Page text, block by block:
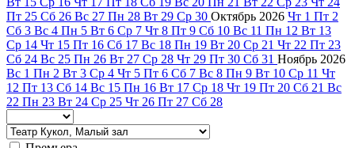
Пт 25 Сб 26 Вс 27 Пн 28 Вт 29 Ср 30 Октябрь 2026 Чт 1 Пт 2
Сб 3 Вс 4 Пн 5 Вт 6 Ср 7 Чт 8 Пт 9 Сб 10 Вс 11 Пн 12 Вт 13
Ср 14 Чт 15 Пт 16 Сб 17 Вс 18 Пн 19 Вт 20 Ср 21 Чт 22 Пт 23
Сб 24 Вс 25 Пн 26 Вт 27 Ср 28 Чт 29 Пт 30 Сб 31 Ноябрь 2026
Вс 1 Пн 2 Вт 3 Ср 4 Чт 5 Пт 6 Сб 7 Вс 8 Пн 9 Вт 10 Ср 11 Чт
12 Пт 13 Сб 14 Вс 15 Пн 16 Вт 17 Ср 18 Чт 19 Пт 20 Сб 21 Вс
22 Пн 23 Вт 24 Ср 25 Чт 26 Пт 27 Сб 28